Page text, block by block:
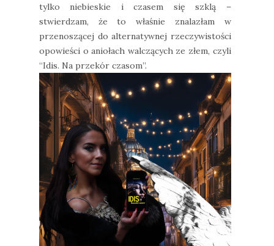
tylko niebieskie i czasem się szklą –
stwierdzam, że to właśnie znalazłam w
przenoszącej do alternatywnej rzeczywistości
opowieści o aniołach walczących ze złem, czyli
“Idis. Na przekór czasom”.